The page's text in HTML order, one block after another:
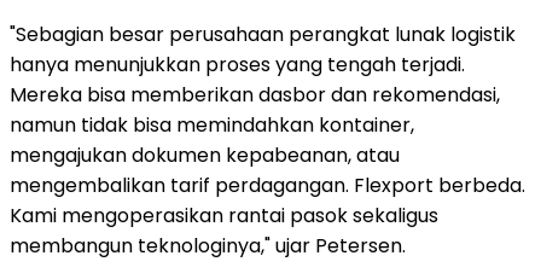
"Sebagian besar perusahaan perangkat lunak logistik
hanya menunjukkan proses yang tengah terjadi.
Mereka bisa memberikan dasbor dan rekomendasi,
namun tidak bisa memindahkan kontainer,
mengajukan dokumen kepabeanan, atau
mengembalikan tarif perdagangan. Flexport berbeda.
Kami mengoperasikan rantai pasok sekaligus
membangun teknologinya," ujar Petersen.